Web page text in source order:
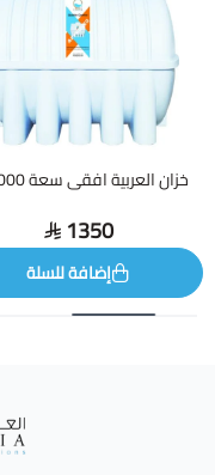
خزان العربية افقى سعة 2000 لتر
1350
إضافة للسلة